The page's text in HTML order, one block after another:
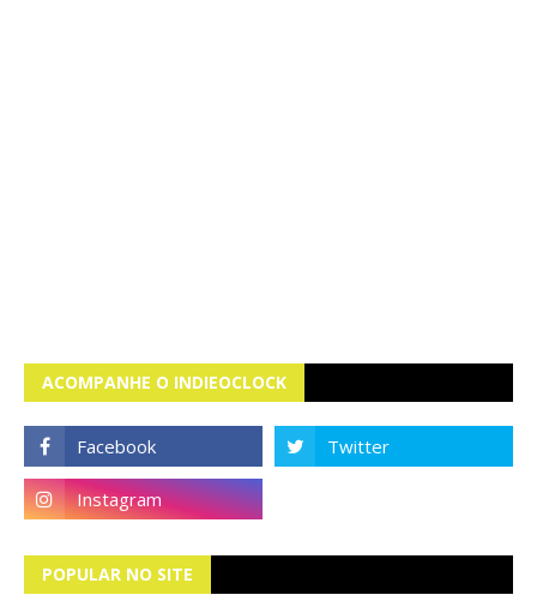
ACOMPANHE O INDIEOCLOCK
POPULAR NO SITE